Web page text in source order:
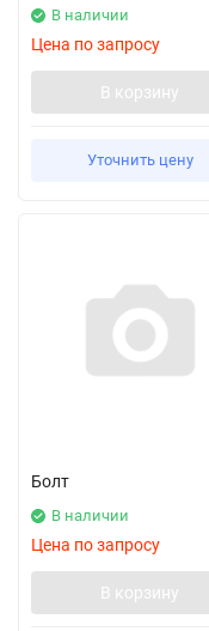
В наличии
Цена по запросу
В корзину
Уточнить цену
Болт
В наличии
Цена по запросу
В корзину